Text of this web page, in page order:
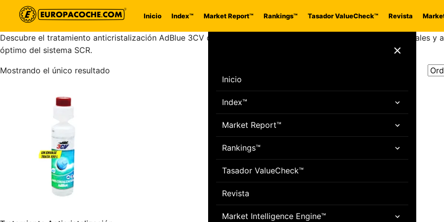
Saltar al contenido
Inicio Index™ Market Report™ Rankings™ Tasador ValueCheck™ Revista
Cerrar menú
Inicio
Index™
Market Report™
Rankings™
Tasador ValueCheck™
Revista
Market Intelligence Engine™
Descubre el tratamiento anticristalización AdBlue 3CV que protege tu motor diésel, evita la formación de cristales y
óptimo del sistema SCR.
Mostrando el único resultado